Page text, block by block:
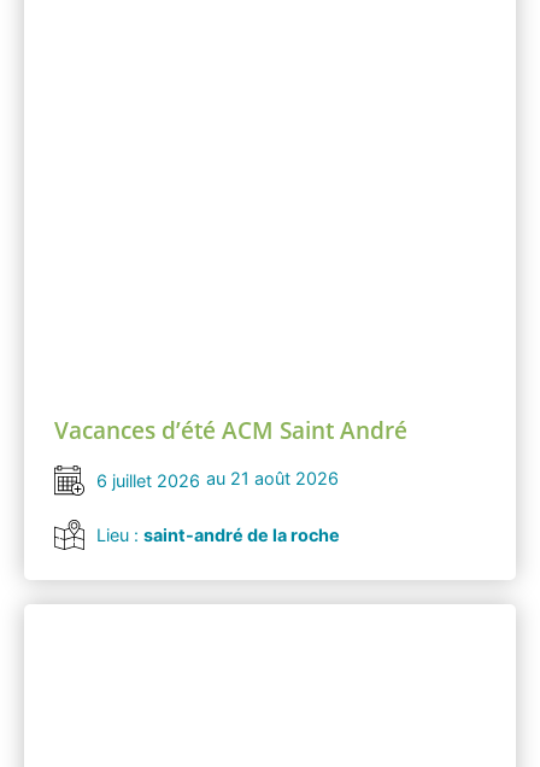
Vacances d’été ACM Saint André
6 juillet 2026 au 21 août 2026
Lieu : saint-andré de la roche